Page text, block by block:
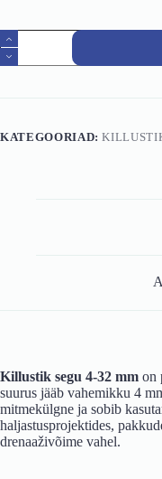
Killustik
segu
4-
KATEGOORIAD:
Killustik segu 4-32 mm on
suurus jääb vahemikku 4
mitmekülgne ja sobib
haljastusprojektides,
drenaaživõime vahel.